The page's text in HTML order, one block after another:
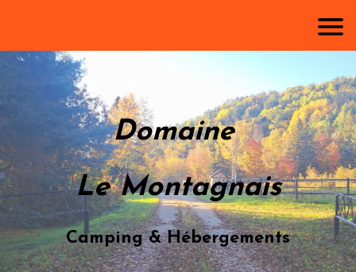
Domaine
Le Montagnais
Camping & Hébergements